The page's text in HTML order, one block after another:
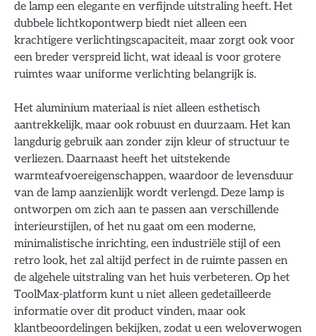
de lamp een elegante en verfijnde uitstraling heeft. Het
dubbele lichtkopontwerp biedt niet alleen een
krachtigere verlichtingscapaciteit, maar zorgt ook voor
een breder verspreid licht, wat ideaal is voor grotere
ruimtes waar uniforme verlichting belangrijk is.
Het aluminium materiaal is niet alleen esthetisch
aantrekkelijk, maar ook robuust en duurzaam. Het kan
langdurig gebruik aan zonder zijn kleur of structuur te
verliezen. Daarnaast heeft het uitstekende
warmteafvoereigenschappen, waardoor de levensduur
van de lamp aanzienlijk wordt verlengd. Deze lamp is
ontworpen om zich aan te passen aan verschillende
interieurstijlen, of het nu gaat om een moderne,
minimalistische inrichting, een industriële stijl of een
retro look, het zal altijd perfect in de ruimte passen en
de algehele uitstraling van het huis verbeteren. Op het
ToolMax-platform kunt u niet alleen gedetailleerde
informatie over dit product vinden, maar ook
klantbeoordelingen bekijken, zodat u een weloverwogen